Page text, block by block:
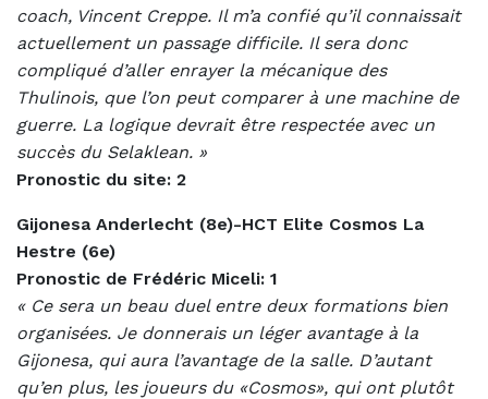
coach, Vincent Creppe. Il m’a confié qu’il connaissait
actuellement un passage difficile. Il sera donc
compliqué d’aller enrayer la mécanique des
Thulinois, que l’on peut comparer à une machine de
guerre. La logique devrait être respectée avec un
succès du Selaklean. »
Pronostic du site: 2
Gijonesa Anderlecht (8e)-HCT Elite Cosmos La
Hestre (6e)
Pronostic de Frédéric Miceli: 1
« Ce sera un beau duel entre deux formations bien
organisées. Je donnerais un léger avantage à la
Gijonesa, qui aura l’avantage de la salle. D’autant
qu’en plus, les joueurs du «Cosmos», qui ont plutôt